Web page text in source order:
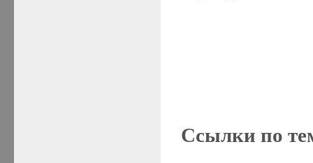
Ссылки по